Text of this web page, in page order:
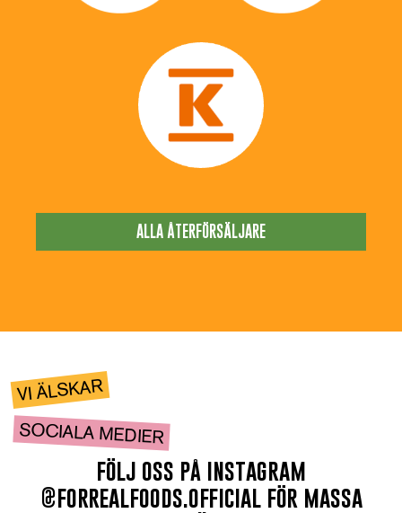
ALLA ÅTERFÖRSÄLJARE
VI ÄLSKAR
SOCIALA MEDIER
följ oss på instagram
@forrealfoods.official för massa